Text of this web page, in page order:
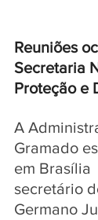
Reuniões
Secretaria
Proteção e
A
Gramado
em Brasília
secretário
Germano